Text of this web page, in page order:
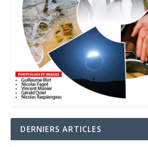
DERNIERS ARTICLES